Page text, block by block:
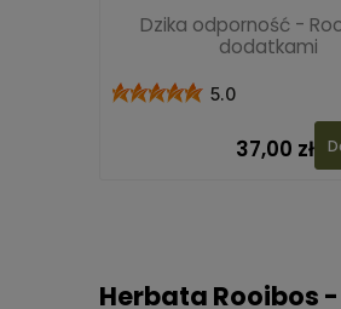
Dzika odporność -
dodatkami
5.0
37,00 zł
Herbata Rooibos